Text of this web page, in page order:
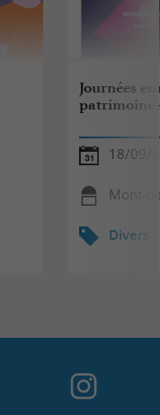
Journées
patrimoine
18/09/
Mont-
Divers